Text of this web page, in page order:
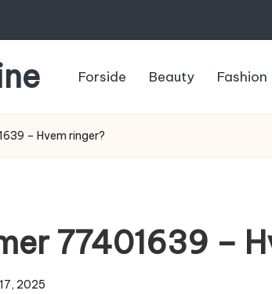
Forside Beauty Fashion
– Hvem ringer?
77401639 –
2025